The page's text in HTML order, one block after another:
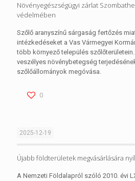
Növényegészségügyi zárlat
védelmében
Szőlő aranyszínű sárgaság fertőzés
intézkedéseket a Vas Vármegyei
több környező település
veszélyes növénybetegség
szőlőállományok megóvása.
0
2025-12-19
Újabb földterületek megvásárlására
A Nemzeti Földalapról szóló 2010. évi